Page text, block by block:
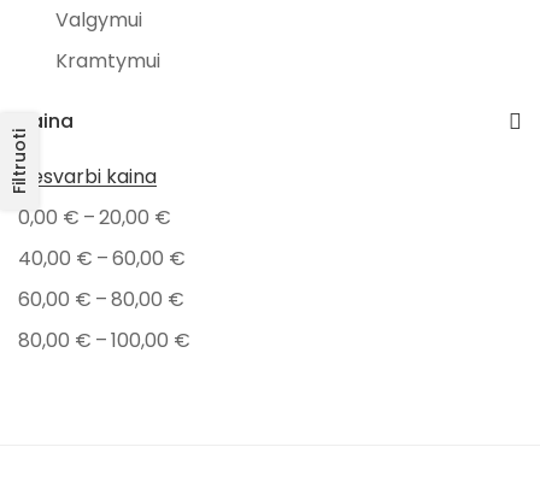
Valgymui
Kramtymui
Mrs. Ertha
Dovanos
Gimtadieniui
Mamoms
Drabužiai
Kaina
Nesvarbi kaina
0,00 € –20,00 €
40,00 € –60,00 €
60,00 € –80,00 €
80,00 € –100,00 €
Filtruoti